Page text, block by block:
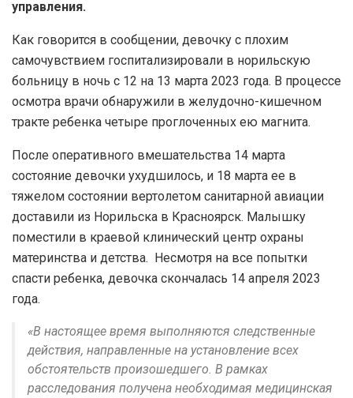
управления.
Как говорится в сообщении, девочку с плохим
самочувствием госпитализировали в норильскую
больницу в ночь с 12 на 13 марта 2023 года. В процессе
осмотра врачи обнаружили в желудочно-кишечном
тракте ребенка четыре проглоченных ею магнита.
После оперативного вмешательства 14 марта
состояние девочки ухудшилось, и 18 марта ее в
тяжелом состоянии вертолетом санитарной авиации
доставили из Норильска в Красноярск. Малышку
поместили в краевой клинический центр охраны
материнства и детства. Несмотря на все попытки
спасти ребенка, девочка скончалась 14 апреля 2023
года.
«В настоящее время выполняются следственные
действия, направленные на установление всех
обстоятельств произошедшего. В рамках
расследования получена необходимая медицинская